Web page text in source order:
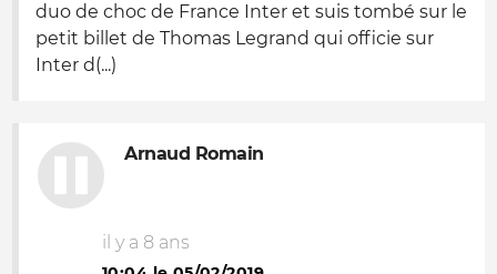
duo de choc de France Inter et suis tombé sur le
petit billet de Thomas Legrand qui officie sur
Inter d(...)
Arnaud Romain
il y a 8 ans